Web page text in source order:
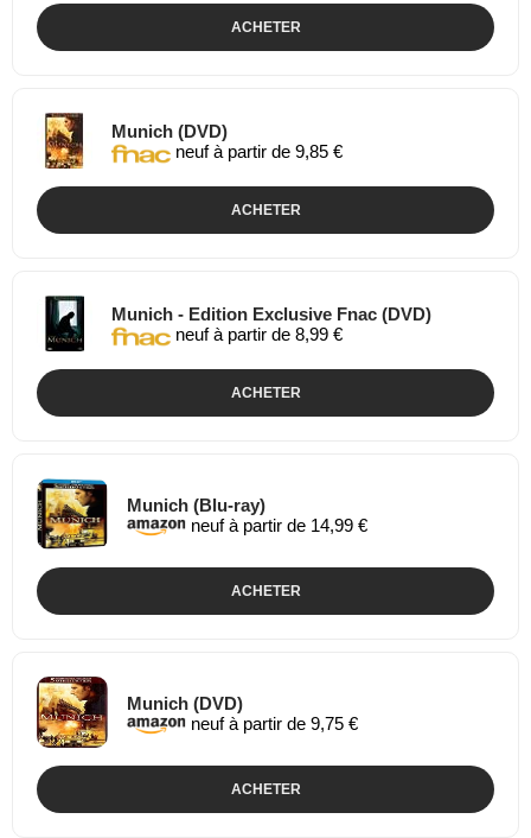
ACHETER
Munich (DVD)
neuf à partir de 9,85 €
ACHETER
Munich - Edition Exclusive Fnac (DVD)
neuf à partir de 8,99 €
ACHETER
Munich (Blu-ray)
neuf à partir de 14,99 €
ACHETER
Munich (DVD)
neuf à partir de 9,75 €
ACHETER